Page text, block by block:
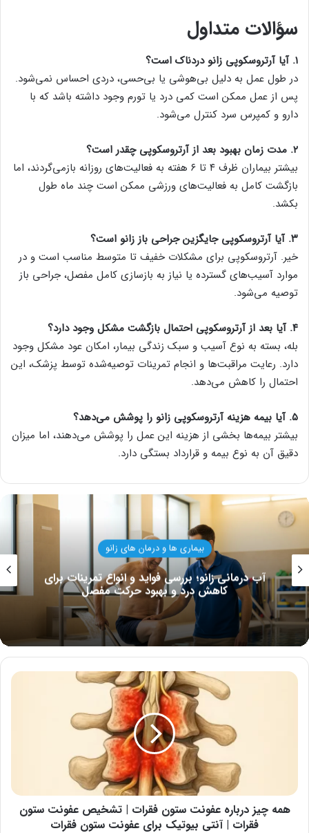
سؤالات متداول
۱. آیا آرتروسکوپی زانو دردناک است؟
در طول عمل به دلیل بی‌هوشی یا بی‌حسی، دردی احساس نمی‌شود.
پس از عمل ممکن است کمی درد یا تورم وجود داشته باشد که با
دارو و کمپرس سرد کنترل می‌شود.
۲. مدت زمان بهبود بعد از آرتروسکوپی چقدر است؟
بیشتر بیماران ظرف ۴ تا ۶ هفته به فعالیت‌های روزانه بازمی‌گردند، اما
بازگشت کامل به فعالیت‌های ورزشی ممکن است چند ماه طول
بکشد.
۳. آیا آرتروسکوپی جایگزین جراحی باز زانو است؟
خیر. آرتروسکوپی برای مشکلات خفیف تا متوسط مناسب است و در
موارد آسیب‌های گسترده یا نیاز به بازسازی کامل مفصل، جراحی باز
توصیه می‌شود.
۴. آیا بعد از آرتروسکوپی احتمال بازگشت مشکل وجود دارد؟
بله، بسته به نوع آسیب و سبک زندگی بیمار، امکان عود مشکل وجود
دارد. رعایت مراقبت‌ها و انجام تمرینات توصیه‌شده توسط پزشک، این
احتمال را کاهش می‌دهد.
۵. آیا بیمه هزینه آرتروسکوپی زانو را پوشش می‌دهد؟
بیشتر بیمه‌ها بخشی از هزینه این عمل را پوشش می‌دهند، اما میزان
دقیق آن به نوع بیمه و قرارداد بستگی دارد.
ها و درمان های زانو
فواید و انواع تمرینات برای
و بهبود حرکت مفصل
وازلین برای
این
همه
عفونت
ستون
همه چیز درباره عفونت ستون فقرات | تشخیص عفونت ستون
فقرات | آنتی بیوتیک برای عفونت ستون فقرات